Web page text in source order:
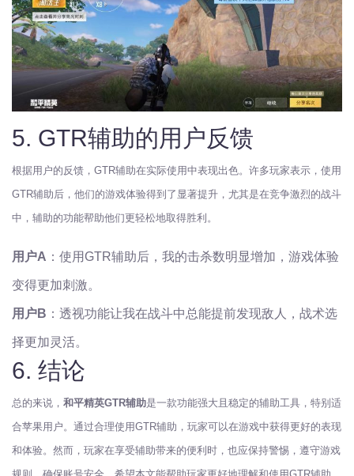
5. GTR辅助的用户反馈
根据用户的反馈，GTR辅助在实际使用中表现出色。许多玩家表示，使用
GTR辅助后，他们的游戏体验得到了显著提升，尤其是在竞争激烈的战斗
中，辅助的功能帮助他们更轻松地取得胜利。
用户A ：使用GTR辅助后，我的击杀数明显增加，游戏体验
变得更加刺激。
用户B ：透视功能让我在战斗中总能提前发现敌人，战术选
择更加灵活。
6. 结论
总的来说， 和平精英GTR辅助是一款功能强大且稳定的辅助工具，特别适
合苹果用户。通过合理使用GTR辅助，玩家可以在游戏中获得更好的表现
和体验。然而，玩家在享受辅助带来的便利时，也应保持警惕，遵守游戏